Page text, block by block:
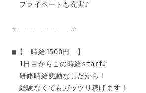
プライベートも充実♪
☆―――――――――――――☆
■【　時給1500円　】
1日目からこの時給start♪
研修時給変動なしだから！
経験なくてもガッツリ稼げます！